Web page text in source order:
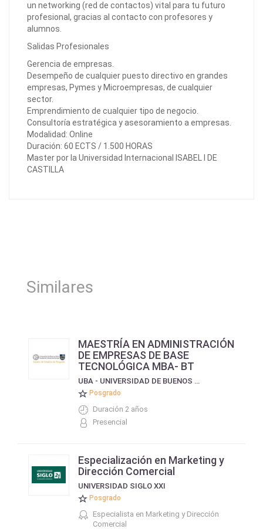
un networking (red de contactos) vital para tu futuro
profesional, gracias al contacto con profesores y
alumnos.
Salidas Profesionales
Gerencia de empresas.
Desempeño de cualquier puesto directivo en grandes
empresas, Pymes y Microempresas, de cualquier
sector.
Emprendimiento de cualquier tipo de negocio.
Consultoría estratégica y asesoramiento a empresas.
Modalidad: Online
Duración: 60 ECTS / 1.500 HORAS
Master por la Universidad Internacional ISABEL I DE
CASTILLA
Similares
MAESTRÍA EN ADMINISTRACIÓN
DE EMPRESAS DE BASE
TECNOLÓGICA MBA- BT
UBA - UNIVERSIDAD DE BUENOS AIRES, FACULTAD DE CIENCIAS ECONÓMICAS
Posgrado
Duración 2 años
Presencial
Especialización en Marketing y
Dirección Comercial
UNIVERSIDAD SIGLO XXI
Posgrado
Especialista en Marketing y Dirección
Comercial